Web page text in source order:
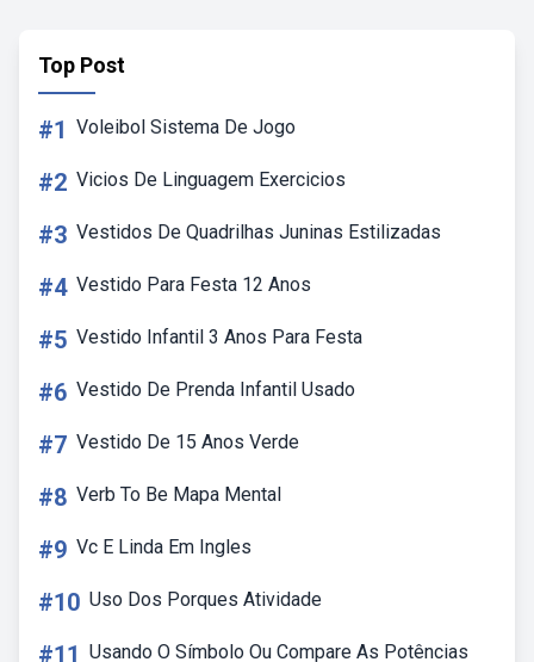
Top Post
#1 Voleibol Sistema De Jogo
#2 Vicios De Linguagem Exercicios
#3 Vestidos De Quadrilhas Juninas Estilizadas
#4 Vestido Para Festa 12 Anos
#5 Vestido Infantil 3 Anos Para Festa
#6 Vestido De Prenda Infantil Usado
#7 Vestido De 15 Anos Verde
#8 Verb To Be Mapa Mental
#9 Vc E Linda Em Ingles
#10 Uso Dos Porques Atividade
#11 Usando O Símbolo Ou Compare As Potências